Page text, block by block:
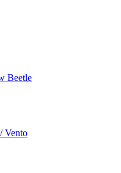
Beetle
Vento